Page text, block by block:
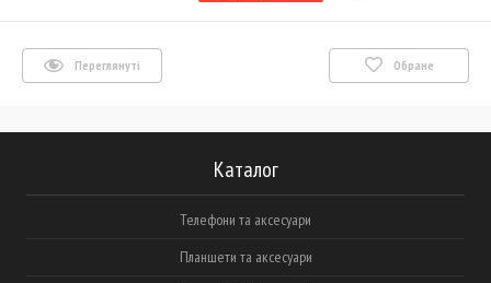
Переглянуті Обране
Каталог
Телефони та аксесуари
Планшети та аксесуари